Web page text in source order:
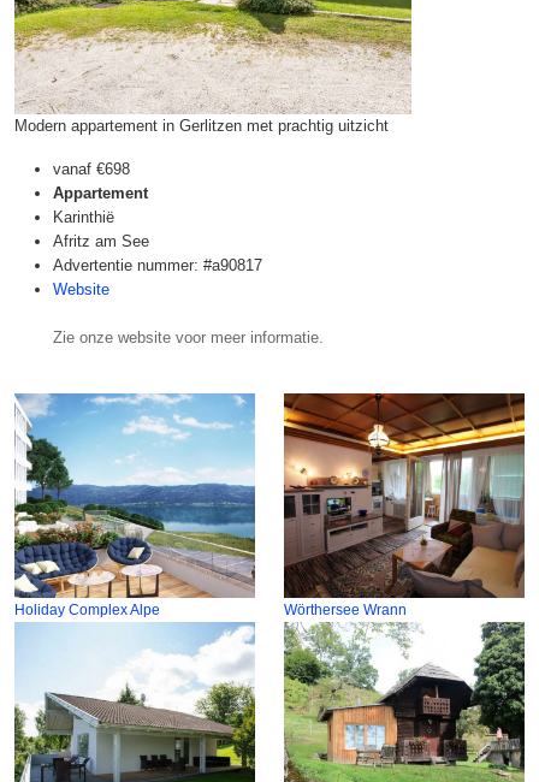
Modern appartement in Gerlitzen met prachtig uitzicht
vanaf €698
Appartement
Karinthië
Afritz am See
Advertentie nummer: #a90817
Website
Zie onze website voor meer informatie.
Holiday Complex Alpe Wörthersee Wrann